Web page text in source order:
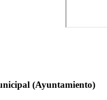
(Ayuntamiento)